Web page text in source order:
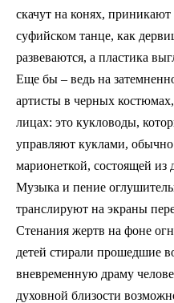
скачут на конях,
суфийском танце, как
развеваются, а пластика
Еще бы – ведь на
артисты в черных
лицах: это кукловоды,
управляют куклами, обычно
марионеткой, состоящей из
Музыка и пение
транслируют на экраны
Стенания жертв на фоне
детей стирали прошедшие
вневременную драму
духовной близости